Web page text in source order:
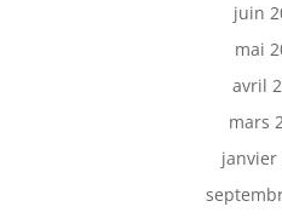
juin
mai
avril
mars
janvier